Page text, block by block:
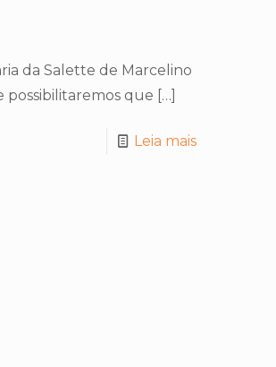
da Salette de Marcelino
possibilitaremos que […]
Leia mais